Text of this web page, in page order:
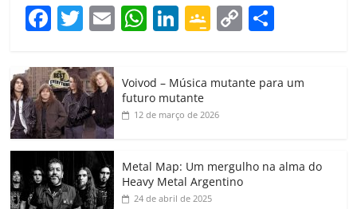
F
c
e
b
o
o
k
T
itt
er
E
ai
W
at
s
A
p
Li
k
e
dI
G
gl
e
a
ss
C
y
k
p
h
Voivod – Música mutante para um
futuro mutante
12 de março de 2026
Metal Map: Um mergulho na alma do
Heavy Metal Argentino
24 de abril de 2025